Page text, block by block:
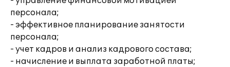
персонала;
- эффективное планирование занятости
персонала;
- учет кадров и анализ кадрового состава;
- начисление и выплата заработной платы;